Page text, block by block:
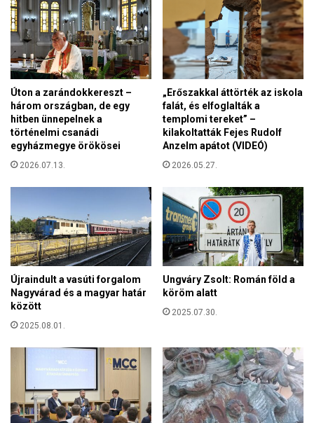
i
t
k
á
r
s
á
g
v
e
z
t
j
e
k
ö
n
y
ö
r
ö
z
p
o
l
i
t
i
k
u
s
a
i
t
á
r
n
y
é
k
o
y
”
Úton a zarándokkereszt –
három országban, de egy
hitben ünnepelnek a
történelmi csanádi
egyházmegye örökösei
2026.07.13.
„Erőszakkal áttörték az iskola
falát, és elfoglalták a
templomi tereket” –
kilakoltatták Fejes Rudolf
Anzelm apátot (VIDEÓ)
2026.05.27.
Újraindult a vasúti forgalom
Nagyvárad és a magyar határ
között
2025.08.01.
Ungváry Zsolt: Román föld a
köröm alatt
2025.07.30.